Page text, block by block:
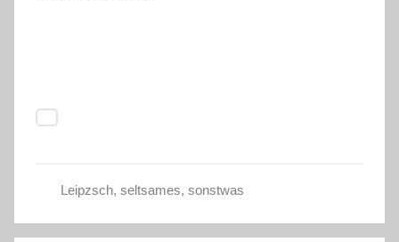
Leipzsch, seltsames, sonstwas